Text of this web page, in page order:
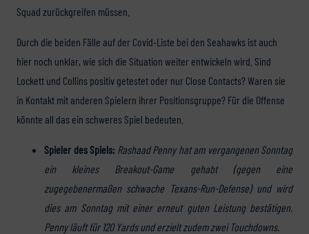
Squad zurückgreifen müssen.
Durch die beiden Fälle auf der Covid-Liste bei den Seahawks ist auch
hier noch unklar, wie sich die Situation weiter entwickeln wird. Sind
Lockett und Collins positiv getestet oder nur Close Contacts? Waren sie
in Kontakt mit anderen Spielern ihrer Positionsgruppe? Für die Offense
könnte all das ein schweres Spiel bedeuten.
Spieler des Spiels: Rashaad Penny hat am vergangenen Sonntag
ein kleines Breakout-Game gehabt (gegen eine
zugegebenermaßen schwache Texans-Run-Defense) und wird
dies am Sonntag mit einer erneut guten Leistung bestätigen.
Penny läuft für 120 Yards und erzielt zudem zwei Touchdowns.